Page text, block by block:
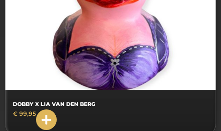
DOBBY X LIA VAN DEN BERG
€ 99,95